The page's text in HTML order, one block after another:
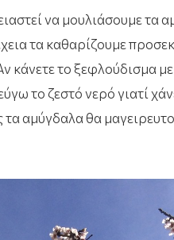
να μουλιάσουμε τα
τα καθαρίζουμε
κάνετε το ξεφλούδισμα
το ζεστό νερό γιατί
αμύγδαλα θα